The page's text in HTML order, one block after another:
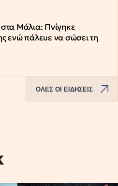
στα Μάλια: Πνίγηκε
ενώ πάλευε να σώσει τη
ΟΛΕΣ ΟΙ ΕΙΔΗΣΕΙΣ